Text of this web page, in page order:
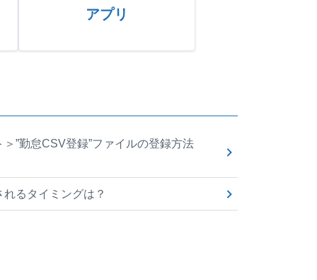
アプリ
”勤怠CSV登録”ファイルの登録方法
るタイミングは？